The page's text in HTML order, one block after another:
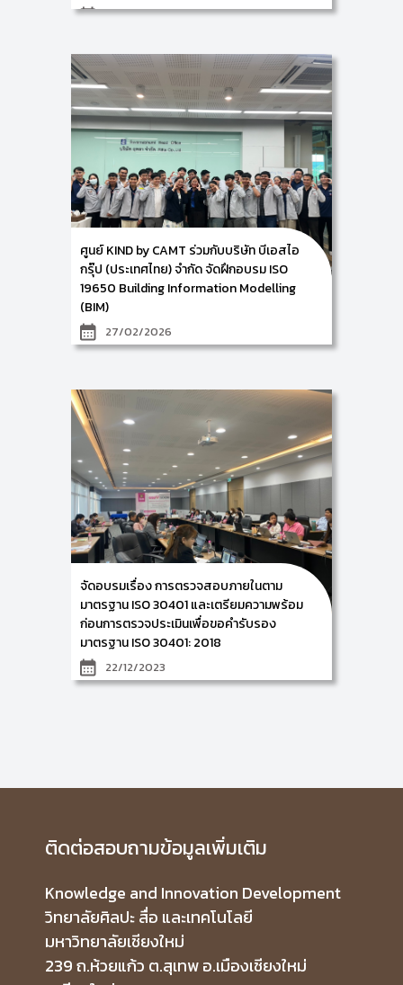
20/12/2024
ดร.อัจฉรา คำอักษร ผู้ปฏิบัติหน้าที่ช่วยคณบดีด้านการ
พัฒนาองค์ความรู้และการจัดการนวัตกรรม/ หัวหน้าศูนย์
การพัฒนาองค์ความรู้และนวัตกรรม (Knowledge and
Innovation Development: KIND) ดำเนินงานโครงการที่
ปรึกษาเพื่อเตรียมความพร้อมในการเข้ารับการประเมิน
มาตรฐานด้านการจัดการความรู้ระดับสากล (ISO 30401)
ให้แก่ ธนาคารออมสิน สำนักงานใหญ่ประกอบด้วย คุณสธน
ธร ฤทธิจันทร์ รองผู้อำนวยการฝ่ายพัฒนาทรัพยากร
บุคคล ส่วนบริหารจัดการความรู้องค์กร คุณปานไพลิน
พยัคฆ์วิเชียร พนักงานทรัพยากรบุคคล ฝ่ายพัฒนา
ทรัพยากรบุคคล หน่วยบริหาร
การจัดการความรู้ และบุคลากรธนาคารออมสิน ซึ่งกิจกรรม
ในครั้งนี้ จัดขึ้นระหว่างวันที่ 18 – 20 ธันวาคม 2567 ณ
ธนาคารออมสิน สำนักงานใหญ่ เพื่อเป็นการเตรียมความ
พร้อมขององค์กรในการบริหารและจัดการระบบการจัดการ
ความรู้ (Knowledge Management Systems) ตาม
กรอบมาตรฐานสากล ISO 30401 โดยในครั้งนี้
เป็นการให้คำปรึกษาฯ เกี่ยวกับการตรวจประเมินภายในตาม
กรอบมาตรฐาน ISO 30401: 2018 ให้แก่ผู้บริหารฯ และ
บุคลากรในสังกัดธนาคารออมสิน สำนักงานใหญ่
ศูนย์ KIND by CAMT ร่วมกับบริษัท บีเอสไอ
กรุ๊ป (ประเทศไทย) จำกัด จัดฝึกอบรม ISO
19650 Building Information Modelling
(BIM)
27/02/2026
ศูนย์การพัฒนาองค์ความรู้และการจัดการนวัตกรรม
โดย ผู้ช่วยศาสตราจารย์ ดร.อัจฉรา คำอักษร ผู้ปฏิบัติ
หน้าที่ช่วยคณบดี ด้านการพัฒนาองค์ความรู้และ
นวัตกรรม/ หัวหน้าศูนย์การพัฒนาองค์ความรู้และ
นวัตกรรม (Knowledge and Innovation
Development: KIND) ร่วมเป็นวิทยากรบรรยายกับบริษัท
บีเอสไอ กรุ๊ป (ประเทศไทย) จำกัด ในหัวข้อเรื่อง “ISO
19650 Building Information Modelling (BIM)” ให้แก่
บริษัท ฤทธา จำกัด ในระหว่างวันที่ 24-27 กุมภาพันธ์ 2569
ณ บริษัท ฤทธา จำกัด กรุงเทพมหานคร
จัดอบรมเรื่อง การตรวจสอบภายในตาม
มาตรฐาน ISO 30401 และเตรียมความพร้อม
ก่อนการตรวจประเมินเพื่อขอคำรับรอง
มาตรฐาน ISO 30401: 2018
22/12/2023
ศูนย์ KIND by CAMT นำโดย อาจารย์ดร.อัจฉรา คำอักษร
ใหญ่ ประกอบด้วย คุณสธนธร ฤทธิจันทร์ รองผู้อำนวย
พัฒนาทรัพยากรบุคคลลฯ และบุคลากรธนาคารออมสิน
รวมจำนวนผู้ร่วม 30 ท่าน ในการอบรมฯ ครั้งนี้ ระหว่างวัน
ที่ 21 – 22 ธันวาคม 2566 ณ ห้องประชุมฟอ อาคาร 72 ปี
หัวข้อการบรรยายและการอบรมเชิงปฏิบัติการดังนี้ การ
ประเมินตนเองด้านการจัดการความรู้ การประเมินผลการ
ทำงาน (Performance Evaluation) และการปรับปรุง
พัฒนา (Improvement) และทดสอบหลังการฝึกอบรม เพื่อ
เป็นการเสริมสร้างความรู้ ความเข้าใจ การเข้ารับการตรวจ
ประเมินเพื่อขอคำรับรองมาตรฐาน ISO 30401: 2018 ซึ่ง
เป็นมาตรฐานระดับสากลที่มุ่งเน้นการบริหารจัดการความรู้
ติดต่อสอบถามข้อมูลเพิ่มเติม
Knowledge and Innovation Development
วิทยาลัยศิลปะ สื่อ และเทคโนโลยี
มหาวิทยาลัยเชียงใหม่
239 ถ.ห้วยแก้ว ต.สุเทพ อ.เมืองเชียงใหม่